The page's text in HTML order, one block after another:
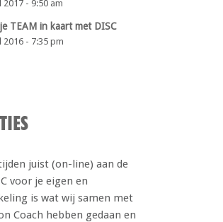
2017 - 9:50 am
TEAM in kaart met DISC
2016 - 7:35 pm
juist (on-line) aan de
voor je eigen en
is wat wij samen met
Coach hebben gedaan en